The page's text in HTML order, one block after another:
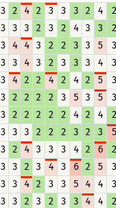
3 2 4 2 3 3 3 2 4
2
3 3 3 2 3 2 4 3 3
2
3 4 4 3 2 2 3 3 5
3
3 3 4 3 2 3 3 3 4
3
3 4 2 2 4 2 4 2 5
3
3 2 2 2 2 3 5 3 5
3
3 2 2 2 2 2 4 2 4
2
3 3 3 2 2 2 3 2 3
5
3 2 4 3 3 3 4 2 6
2
3 3 2 3 4 3 6 2 5
3
3 3 4 2 3 3 5 4 4
3
3 3 2 3 2 3 3 4 4
2